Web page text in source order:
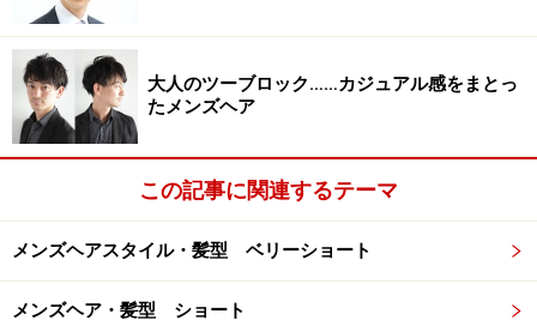
大人のツーブロック……カジュアル感をまとっ
たメンズヘア
この記事に関連するテーマ
メンズヘアスタイル・髪型 ベリーショート
メンズヘア・髪型 ショート